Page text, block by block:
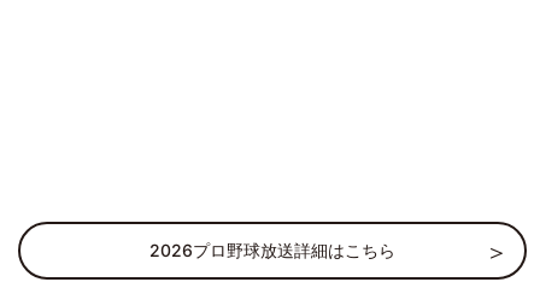
2026プロ野球放送詳細はこちら